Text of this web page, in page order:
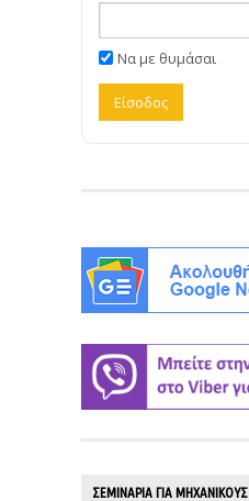
Να με θυμάσαι
ΣΕΜΙΝΑΡΙΑ ΓΙΑ ΜΗΧΑΝΙΚΟΥΣ